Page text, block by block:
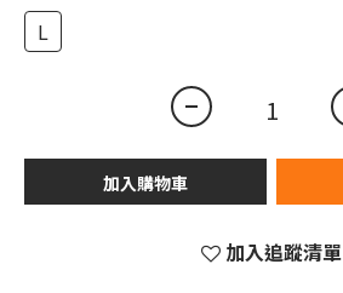
L
加入購物車
加入追蹤清單